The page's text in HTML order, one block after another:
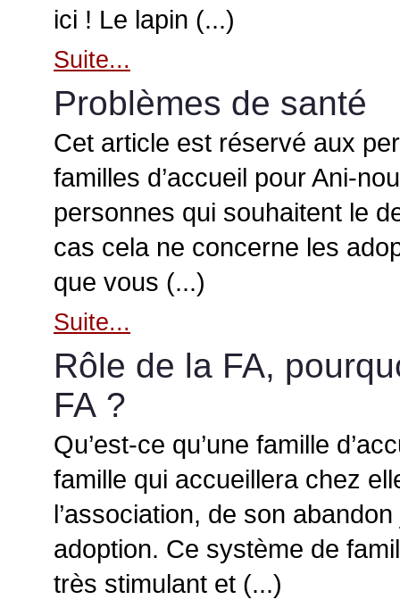
ici ! Le lapin (...)
Suite...
Problèmes de santé
Cet article est réservé aux
familles d’accueil pour Ani-
personnes qui souhaitent le
cas cela ne concerne les
que vous (...)
Suite...
Rôle de la FA,
FA ?
Qu’est-ce qu’une famille
famille qui accueillera chez
l’association, de son abandon
adoption. Ce système de
très stimulant et (...)